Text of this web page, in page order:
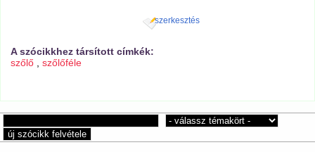
szerkesztés
A szócikkhez társított címkék:
szőlő ,szőlőféle